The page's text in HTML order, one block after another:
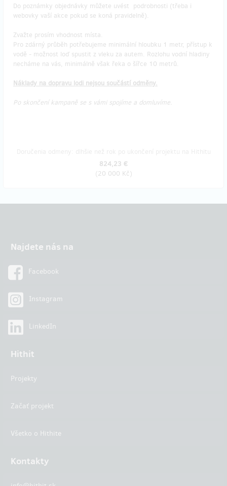
Do poznámky objednávky můžete uvést podrobnosti (třeba i
webovky vaší akce pokud se koná pravidelně).
Zvažte prosím vhodnost místa.
Pro zdárný průběh potřebujeme minimální hloubku 1 metr, přístup k
vodě - možnost loď spustit z vleku za autem. Rozlohu vodní hladiny
necháme na vás, minimálně však řeka o šířce 10 metrů.
Náklady na dopravu lodi nejsou součástí odměny.
Po skončení kampaně se s vámi spojíme a domluvíme.
824,23 €
(20 000 Kč)
Najdete nás na
Facebook
Instagram
LinkedIn
Hithit
Projekty
Začať projekt
Všetko o Hithite
Kontakty